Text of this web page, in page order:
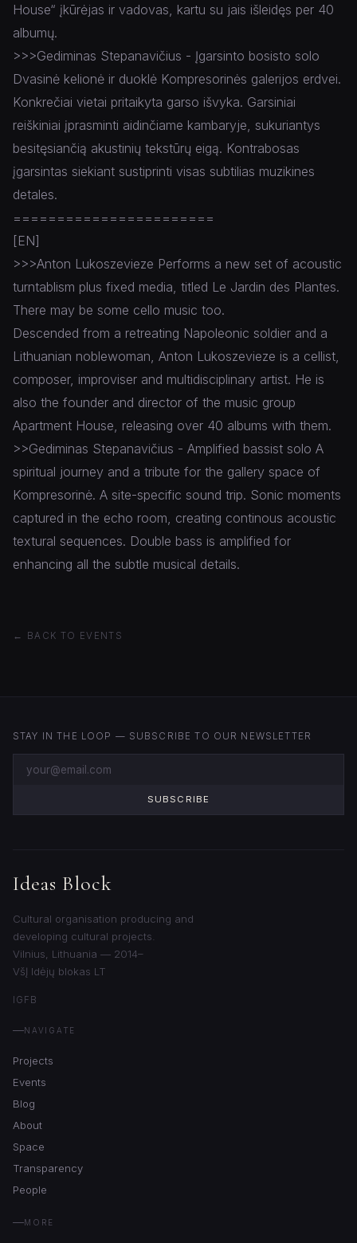
House“ įkūrėjas ir vadovas, kartu su jais išleidęs per 40
albumų.
>>>Gediminas Stepanavičius - Įgarsinto bosisto solo
Dvasinė kelionė ir duoklė Kompresorinės galerijos erdvei.
Konkrečiai vietai pritaikyta garso išvyka. Garsiniai
reiškiniai įprasminti aidinčiame kambaryje, sukuriantys
besitęsiančią akustinių tekstūrų eigą. Kontrabosas
įgarsintas siekiant sustiprinti visas subtilias muzikines
detales.
=======================
[EN]
>>>Anton Lukoszevieze Performs a new set of acoustic
turntablism plus fixed media, titled Le Jardin des Plantes.
There may be some cello music too.
Descended from a retreating Napoleonic soldier and a
Lithuanian noblewoman, Anton Lukoszevieze is a cellist,
composer, improviser and multidisciplinary artist. He is
also the founder and director of the music group
Apartment House, releasing over 40 albums with them.
>>Gediminas Stepanavičius - Amplified bassist solo A
spiritual journey and a tribute for the gallery space of
Kompresorinė. A site-specific sound trip. Sonic moments
captured in the echo room, creating continous acoustic
textural sequences. Double bass is amplified for
enhancing all the subtle musical details.
← BACK TO EVENTS
STAY IN THE LOOP — SUBSCRIBE TO OUR NEWSLETTER
SUBSCRIBE
Ideas Block
Cultural organisation producing and
developing cultural projects.
Vilnius, Lithuania — 2014–
VšĮ Idėjų blokas LT
IG FB
NAVIGATE
Projects
Events
Blog
About
Space
Transparency
People
MORE